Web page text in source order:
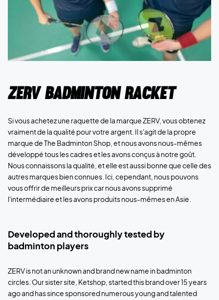
ZERV Badminton Racket
Si vous achetez une raquette de la marque ZERV, vous obtenez
vraiment de la qualité pour votre argent. Il s'agit de la propre
marque de The Badminton Shop, et nous avons nous-mêmes
développé tous les cadres et les avons conçus à notre goût.
Nous connaissons la qualité, et elle est aussi bonne que celle des
autres marques bien connues. Ici, cependant, nous pouvons
vous offrir de meilleurs prix car nous avons supprimé
l'intermédiaire et les avons produits nous-mêmes en Asie.
Developed and thoroughly tested by
badminton players
ZERV is not an unknown and brand new name in badminton
circles. Our sister site, Ketshop, started this brand over 15 years
ago and has since sponsored numerous young and talented